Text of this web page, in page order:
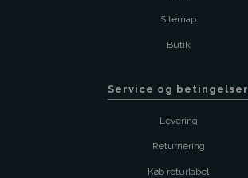
Sitemap
Butik
Service og betingelser
Levering
Returnering
Køb returlabel